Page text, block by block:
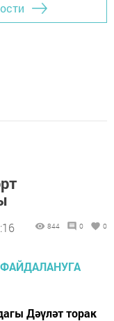
844 0 0
Дәүләт торак